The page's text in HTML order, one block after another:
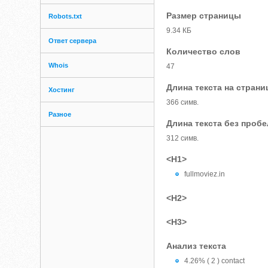
Robots.txt
Ответ сервера
Whois
Хостинг
Разное
Размер страницы
9.34 КБ
Количество слов
47
Длина текста на
366 симв.
Длина текста без
312 симв.
<H1>
fullmoviez.in
<H2>
<H3>
Анализ текста
4.26% ( 2 ) contact